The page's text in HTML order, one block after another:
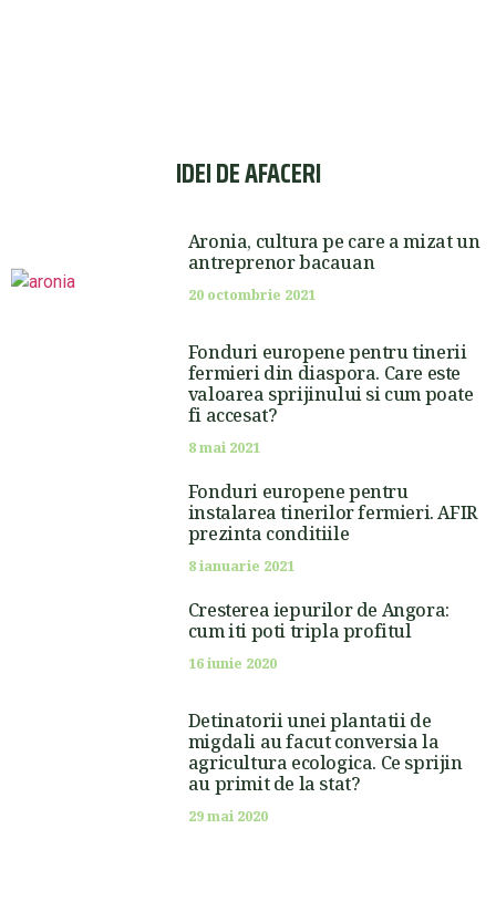
IDEI DE AFACERI
Aronia, cultura pe care a mizat un
antreprenor bacauan
20 octombrie 2021
Fonduri europene pentru tinerii
fermieri din diaspora. Care este
valoarea sprijinului si cum poate
fi accesat?
8 mai 2021
Fonduri europene pentru
instalarea tinerilor fermieri. AFIR
prezinta conditiile
8 ianuarie 2021
Cresterea iepurilor de Angora:
cum iti poti tripla profitul
16 iunie 2020
Detinatorii unei plantatii de
migdali au facut conversia la
agricultura ecologica. Ce sprijin
au primit de la stat?
29 mai 2020